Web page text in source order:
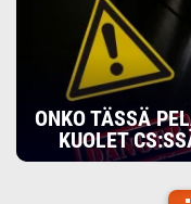
ONKO TÄSSÄ
KUOLET